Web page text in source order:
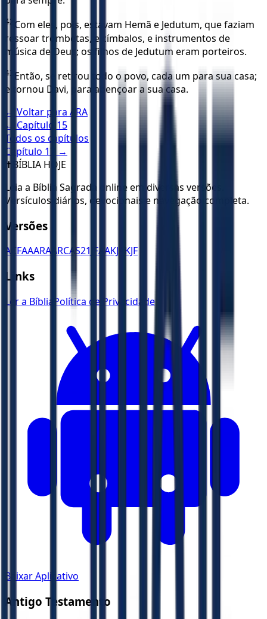
42 Com eles, pois, estavam Hemã e Jedutum, que faziam
ressoar trombetas, e címbalos, e instrumentos de
música de Deus; os filhos de Jedutum eram porteiros.
43 Então, se retirou todo o povo, cada um para sua casa;
e tornou Davi, para abençoar a sua casa.
← Voltar para ARA
← Capítulo 15
Todos os capítulos
Capítulo 17
→
✝️ BÍBLIA HOJE
Leia a Bíblia Sagrada online em diversas versões.
Versículos diários, devocionais e navegação completa.
Versões
ACFAAARA ARCAS21 JFAAKJA KJF
Links
Ler a Bíblia Política de Privacidade
Baixar Aplicativo
Antigo Testamento